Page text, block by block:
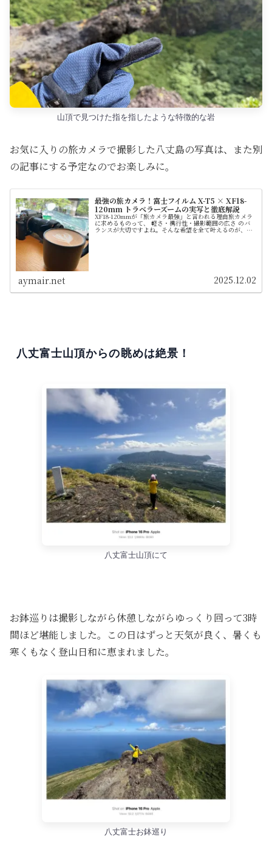
山頂で見つけた指を指したような特徴的な岩
お気に入りの旅カメラで撮影した八丈島の写真は、また別
の記事にする予定なのでお楽しみに。
最強の旅カメラ！富士フイルム X-T5 × XF18-
120mm トラベラーズームの実写と徹底解説
XF18-120mmが「旅カメラ最強」と言われる理由旅カメラ
に求めるものって、 軽さ・携行性・撮影範囲の広さ のバ
ランスが大切ですよね。そんな希望を全て叶えるのが、富
aymair.net 2025.12.02
八丈富士山頂からの眺めは絶景！
八丈富士山頂にて
お鉢巡りは撮影しながら休憩しながらゆっくり回って3時
間ほど堪能しました。この日はずっと天気が良く、暑くも
寒くもなく登山日和に恵まれました。
八丈富士お鉢巡り